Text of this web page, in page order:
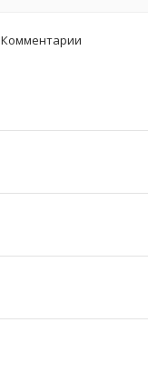
Комментарии